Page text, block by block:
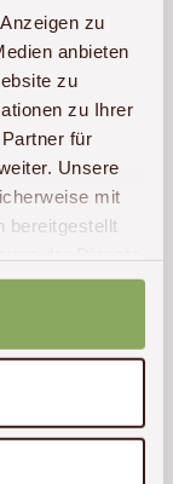
zu
anbieten
zu
zu Ihrer
für
Unsere
mit
bereitgestellt
sich
erlebt
jeglichen
gibt es im
weiteren
Grand